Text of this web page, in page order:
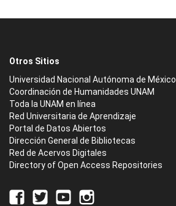
Otros Sitios
Universidad Nacional Autónoma de México
Coordinación de Humanidades UNAM
Toda la UNAM en línea
Red Universitaria de Aprendizaje
Portal de Datos Abiertos
Dirección General de Bibliotecas
Red de Acervos Digitales
Directory of Open Access Repositories